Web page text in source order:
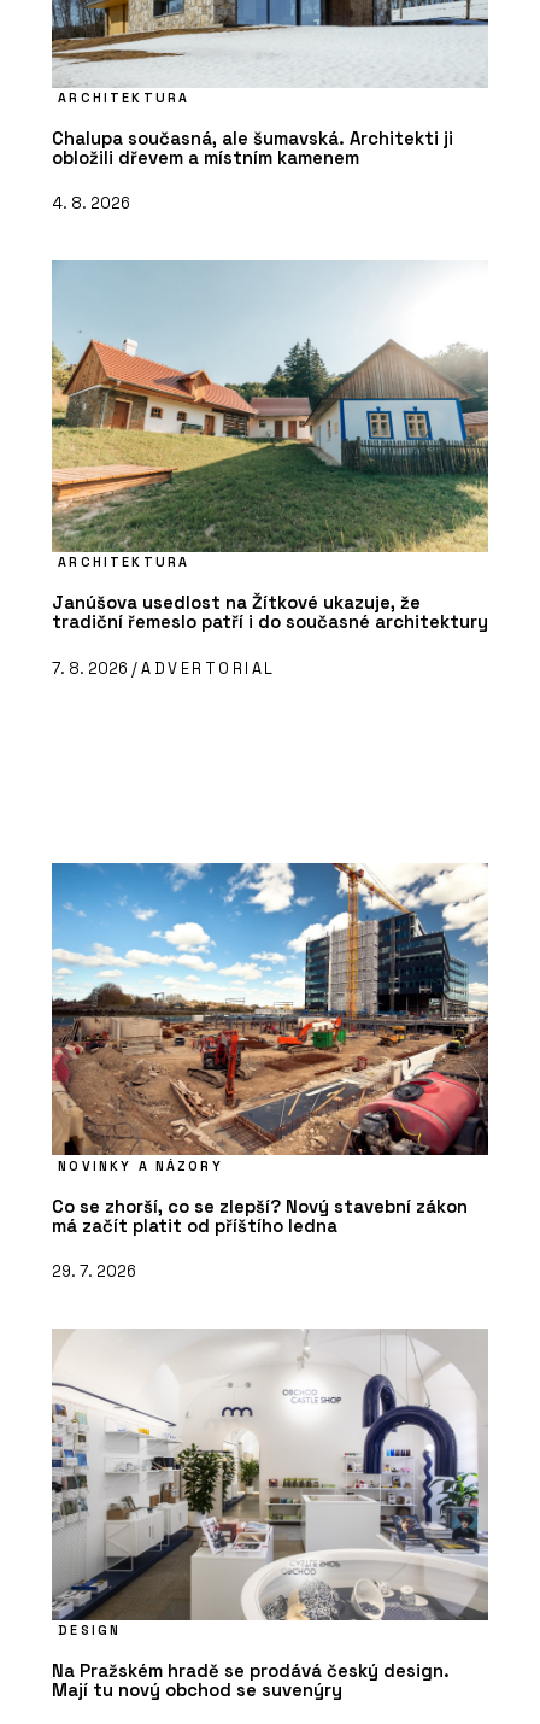
ARCHITEKTURA
Chalupa současná, ale šumavská. Architekti ji
obložili dřevem a místním kamenem
4. 8. 2026
ARCHITEKTURA
Janúšova usedlost na Žítkové ukazuje, že
tradiční řemeslo patří i do současné architektury
7. 8. 2026 /ADVERTORIAL
NOVINKY A NÁZORY
Co se zhorší, co se zlepší? Nový stavební zákon
má začít platit od příštího ledna
29. 7. 2026
DESIGN
Na Pražském hradě se prodává český design.
Mají tu nový obchod se suvenýry